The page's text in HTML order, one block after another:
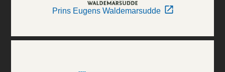
Prins Eugens Waldemarsudde